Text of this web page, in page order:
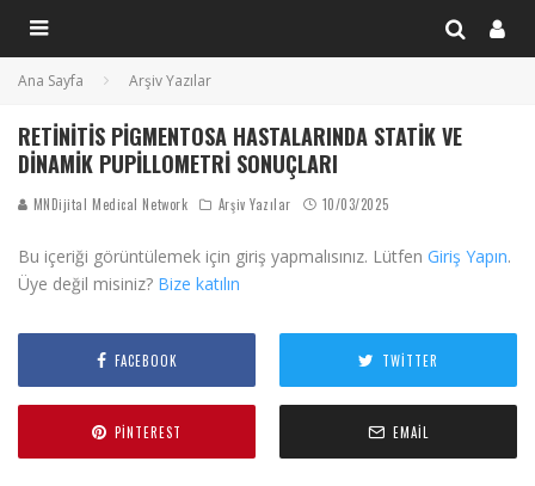
Ana Sayfa Arşiv Yazılar
RETINITIS PIGMENTOSA HASTALARINDA STATIK VE
DINAMIK PUPILLOMETRI SONUÇLARI
MNDijital Medical Network Arşiv Yazılar 10/03/2025
Bu içeriği görüntülemek için giriş yapmalısınız. Lütfen Giriş Yapın.
Üye değil misiniz? Bize katılın
FACEBOOK TWITTER
PINTEREST EMAIL